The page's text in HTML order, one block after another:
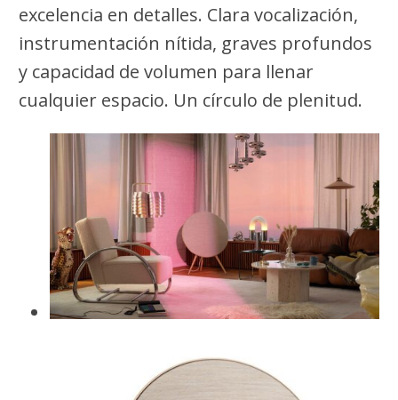
excelencia en detalles. Clara vocalización,
instrumentación nítida, graves profundos
y capacidad de volumen para llenar
cualquier espacio. Un círculo de plenitud.